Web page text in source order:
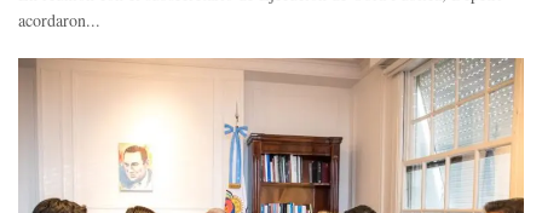
acordaron...